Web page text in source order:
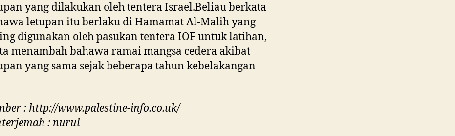
yang dilakukan oleh tentera Israel.Beliau berkata
letupan itu berlaku di Hamamat Al-Malih yang
digunakan oleh pasukan tentera IOF untuk latihan,
menambah bahawa ramai mangsa cedera akibat
yang sama sejak beberapa tahun kebelakangan
: http://www.palestine-info.co.uk/
: nurul